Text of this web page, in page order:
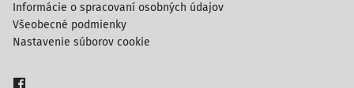
Informácie o spracovaní osobných údajov
Všeobecné podmienky
Nastavenie súborov cookie